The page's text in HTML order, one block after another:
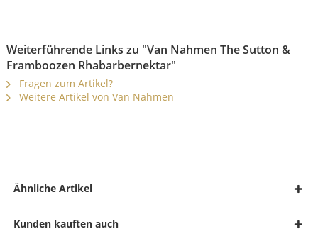
Weiterführende Links zu "Van Nahmen The Sutton &
Framboozen Rhabarbernektar"
Fragen zum Artikel?
Weitere Artikel von Van Nahmen
Ähnliche Artikel
Kunden kauften auch